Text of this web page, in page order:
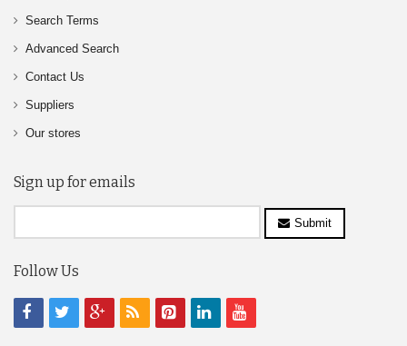
Search Terms
Advanced Search
Contact Us
Suppliers
Our stores
Sign up for emails
Submit
Follow Us